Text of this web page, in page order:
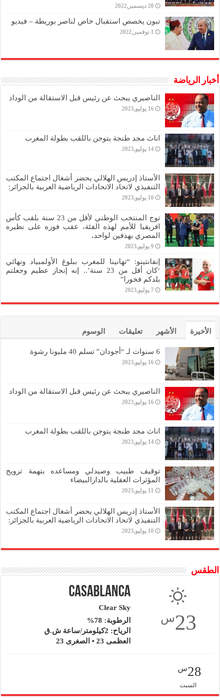
20 ديسمبر,2022
تبون يخصص استقبال خاص لناصر بوريطة – فيديو
1 نوفمبر,2022
أخبار الرياضة
الناصيري يبحث عن رئيس قبل الاستقالة من الوداد
16 يوليو,2023
اناث مجد طنجة يتوجن باللقب بطولة المغرب
14 يوليو,2023
الأستاذ إدريس الهلالي يحضر أشغال اجتماع المكتب
التنفيذي لاتحاد الاتحادات الرياضية العربية بالجزائر:
10 يوليو,2023
توج المنتخب الوطني لأقل من 23 سنة بلقب كأس
افريقيا للأمم لهذه الفئة، عقب فوزه على نظيره
المصري بهدفين لواحد،
9 يوليو,2023
إنفانتينو: “تهانينا للمغرب ببلوغ الأولمبياد ونهائي
‘كان أقل من 23 سنة’.. إنه إنجاز عظيم وجعلتم
بلدكم فخورا”
7 يوليو,2023
الأخيرة الأشهر تعليقات الوسوم
6 سنوات لـ “أجودان” تسلم 40 مليونا رشوة
16 يوليو,2023
الناصيري يبحث عن رئيس قبل الاستقالة من الوداد
16 يوليو,2023
اناث مجد طنجة يتوجن باللقب بطولة المغرب
14 يوليو,2023
توقيف طبيب وصيدلي ومساعده بتهمة ترويج
المؤثرات العقلية بالدارالبيضاء
11 يوليو,2023
الأستاذ إدريس الهلالي يحضر أشغال اجتماع المكتب
التنفيذي لاتحاد الاتحادات الرياضية العربية بالجزائر:
10 يوليو,2023
الطقس
23س
Casablanca
Clear Sky
الرطوبة: 78%
الرياح: 2كيلومتر/ساعة ش.ق
العظمى 23 • الصغرى 23
28س
السبت